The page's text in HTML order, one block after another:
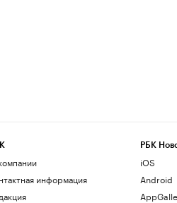
информация
РБК
iOS
Android